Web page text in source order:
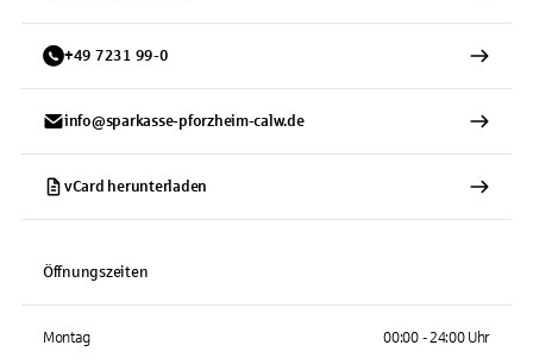
+49 7231 99-0
info@sparkasse-pforzheim-calw.de
vCard herunterladen
Öffnungszeiten
Montag 00:00 - 24:00 Uhr